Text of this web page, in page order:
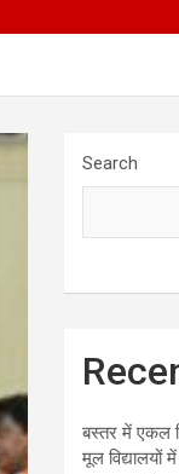
Search
बस्तर में एकल
मूल विद्यालयों